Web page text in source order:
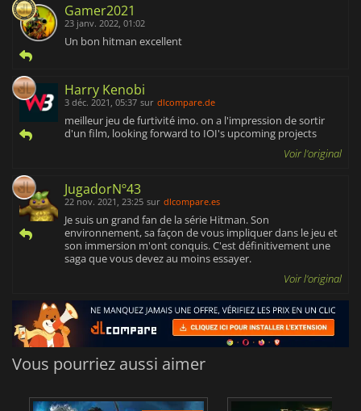
Gamer2021
23 janv. 2022, 01:02
Un bon hitman excellent
Harry Kenobi
3 déc. 2021, 05:37 sur dlcompare.de
meilleur jeu de furtivité imo. on a l'impression de sortir
d'un film, looking forward to IOI's upcoming projects
Voir l'original
JugadorNº43
22 nov. 2021, 23:25 sur dlcompare.es
Je suis un grand fan de la série Hitman. Son
environnement, sa façon de vous impliquer dans le jeu et
son immersion m'ont conquis. C'est définitivement une
saga que vous devez au moins essayer.
Voir l'original
Vous pourriez aussi aimer